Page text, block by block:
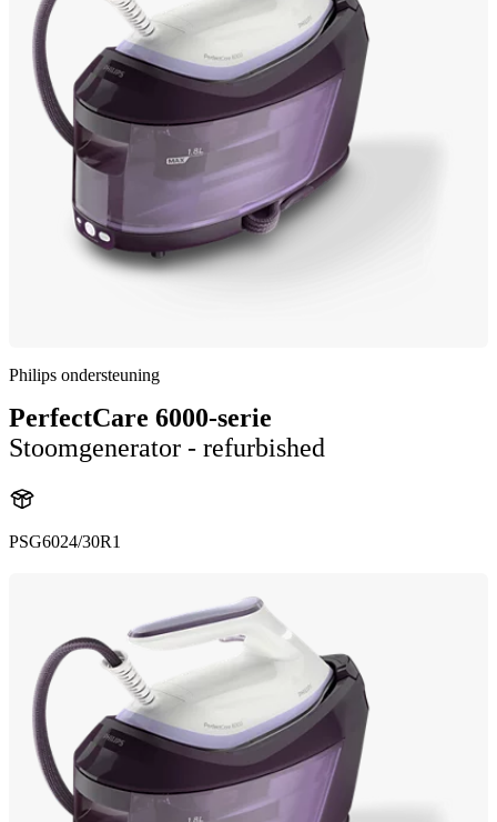
Philips ondersteuning
PerfectCare 6000-serie
Stoomgenerator - refurbished
PSG6024/30R1